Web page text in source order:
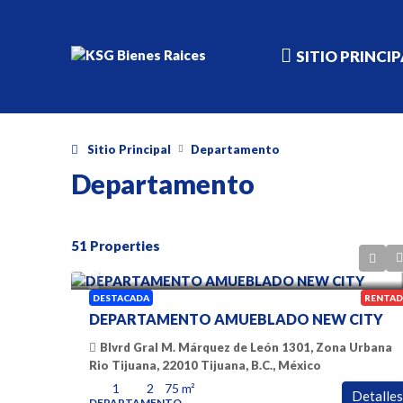
SITIO
Sitio Principal Departamento
Departamento
51 Properties
DESTACADA
DEPARTAMENTO AMUEBLADO NEW CITY
Blvrd Gral M. Márquez de León 1301, Zona Urbana
Rio Tijuana, 22010 Tijuana, B.C., México
1 2 75 m² Detalles